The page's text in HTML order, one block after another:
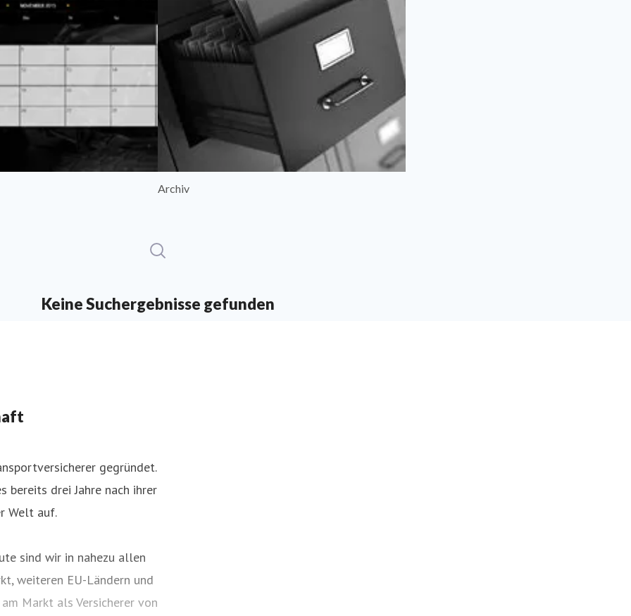
Archiv
Keine Suchergebnisse gefunden
gegründet.
bereits drei Jahre nach ihrer
Welt auf.
sind wir in nahezu allen
weiteren EU-Ländern und
Markt als Versicherer von